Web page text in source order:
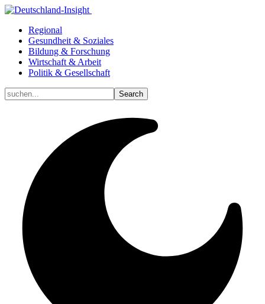
Regional
Gesundheit & Soziales
Bildung & Forschung
Wirtschaft & Arbeit
Politik & Gesellschaft